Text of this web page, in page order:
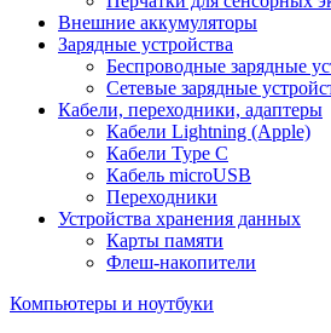
Внешние аккумуляторы
Зарядные устройства
Беспроводные зарядные
Сетевые зарядные
Кабели, переходники, адаптеры
Кабели Lightning (Apple)
Кабели Type C
Кабель microUSB
Переходники
Устройства хранения данных
Карты памяти
Флеш-накопители
Компьютеры и ноутбуки